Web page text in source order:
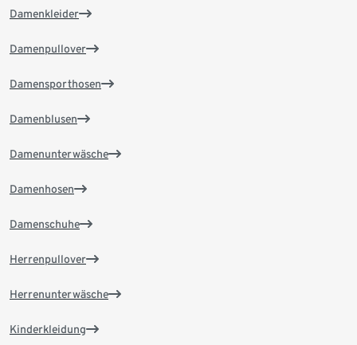
Damenkleider
Damenpullover
Damensporthosen
Damenblusen
Damenunterwäsche
Damenhosen
Damenschuhe
Herrenpullover
Herrenunterwäsche
Kinderkleidung